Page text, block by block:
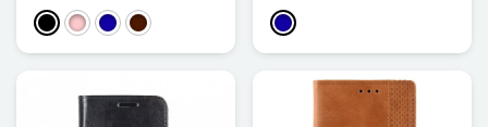
NoirRoseBleu Foncé
Marron Foncé Bleu Foncé